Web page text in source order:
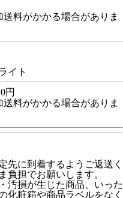
料がかかる場合がありま
イト
円
料がかかる場合がありま
先に到着するようご返送く
負担でお願いします。
汚損が生じた商品、いった
化粧箱や商品ラベルをなく